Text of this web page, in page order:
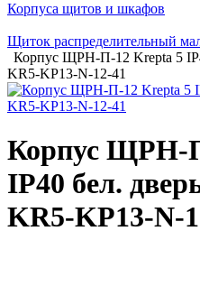
Корпуса щитов и шкафов
Щиток распределительный
Корпус ЩРН-П-12 Krepta 5
KR5-KP13-N-12-41
Корпус ЩРН-
IP40 бел.
KR5-KP13-N-